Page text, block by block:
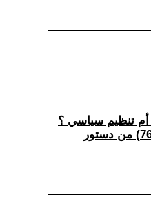
أم تنظيم سياسي ؟
دراسة تحليلية في ضوء المادة (76) من دستور